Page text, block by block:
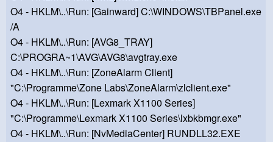
O4 - HKLM\..\Run: [Gainward] C:\WINDOWS\TBPanel.exe
/A
O4 - HKLM\..\Run: [AVG8_TRAY]
C:\PROGRA~1\AVG\AVG8\avgtray.exe
O4 - HKLM\..\Run: [ZoneAlarm Client]
"C:\Programme\Zone Labs\ZoneAlarm\zlclient.exe"
O4 - HKLM\..\Run: [Lexmark X1100 Series]
"C:\Programme\Lexmark X1100 Series\lxbkbmgr.exe"
O4 - HKLM\..\Run: [NvMediaCenter] RUNDLL32.EXE